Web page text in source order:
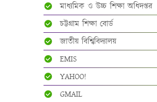
মাধ্যমিক ও উচ্চ শিক্ষা অধিদপ্তর
চট্টগ্রাম শিক্ষা বোর্ড
জাতীয় বিশ্বিবিদ্যালয়
EMIS
YAHOO!
GMAIL